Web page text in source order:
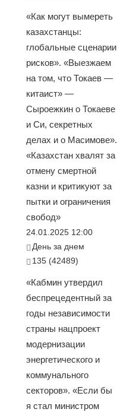
«Как могут вымереть
казахстанцы:
глобальные сценарии
рисков». «Выезжаем
на том, что Токаев —
китаист» —
Сыроежкин о Токаеве
и Си, секретных
делах и о Масимове».
«Казахстан хвалят за
отмену смертной
казни и критикуют за
пытки и ограничения
свобод»
24.01.2025 12:00
День за днем
135 (42489)
«Кабмин утвердил
беспрецедентный за
годы независимости
страны нацпроект
модернизации
энергетического и
коммунального
секторов». «Если бы
я стал министром